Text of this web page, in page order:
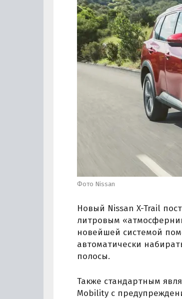
Фото Nissan
Новый Nissan X-Trail
литровым
новейшей системой
автоматически
полосы.
Также стандартным
Mobility с